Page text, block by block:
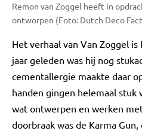
Remon van Zoggel heeft in
ontworpen (Foto: Dutch Deco
Het verhaal van Van Zoggel
jaar geleden was hij nog
cementallergie maakte daar
handen gingen helemaal stuk
wat ontwerpen en werken
doorbraak was de Karma